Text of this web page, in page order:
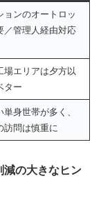
ョンのオートロッ
／管理人経由対応
場エリアは夕方以
ター
身世帯が多く、
訪問は慎重に
減の大きなヒン